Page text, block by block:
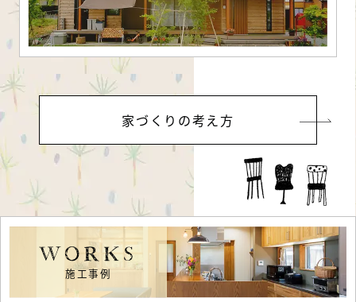
家づくりの考え方
WORKS
施工事例